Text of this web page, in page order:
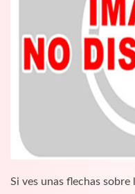
Si ves unas flechas sobre